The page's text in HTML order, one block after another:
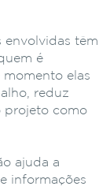
envolvidas têm
é
elas
reduz
projeto como
ajuda a
e informações